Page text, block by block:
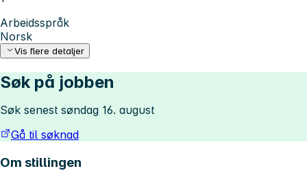
Arbeidsspråk
Norsk
Vis flere detaljer
Søk på jobben
Søk senest søndag 16. august
Gå til søknad
Om stillingen